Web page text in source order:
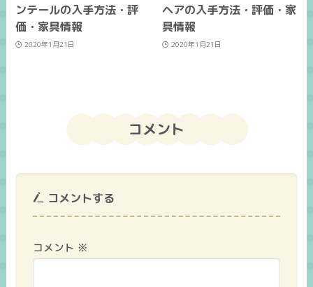
ンテールの入手方法・評
価・家具情報
2020年1月21日
ヘアの入手方法・評価・家
具情報
2020年1月21日
コメント
コメントする
コメント ※